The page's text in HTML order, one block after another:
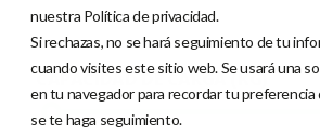
nuestra Política de privacidad.
Si rechazas, no se hará seguimiento de tu
cuando visites este sitio web. Se usará una
en tu navegador para recordar tu preferencia
se te haga seguimiento.
CAPACIDAD DE CARGA (KG)